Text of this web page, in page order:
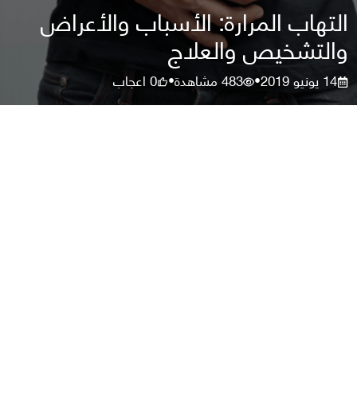
التهاب المرارة: الأسباب والأعراض
والتشخيص والعلاج
14 يونيو 2019 •
483مشاهدة•
0اعجاب